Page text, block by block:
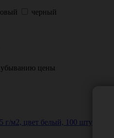
черный
убыванию цены
г/м2, цвет белый, 100 штук/